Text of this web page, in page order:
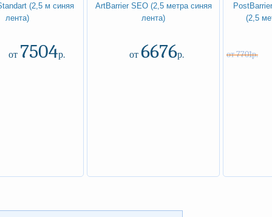
(2,5 м синяя
лента)
от 7504р.
ArtBarrier SEO (2,5 метра синяя
лента)
от 6676р.
(2,5
от 7701р.